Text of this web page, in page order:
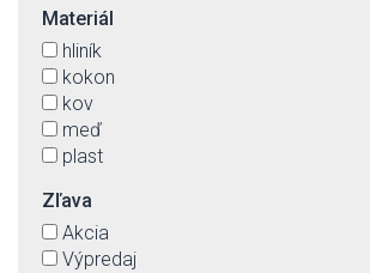
Materiál
hliník
kokon
kov
meď
plast
Zľava
Akcia
Výpredaj